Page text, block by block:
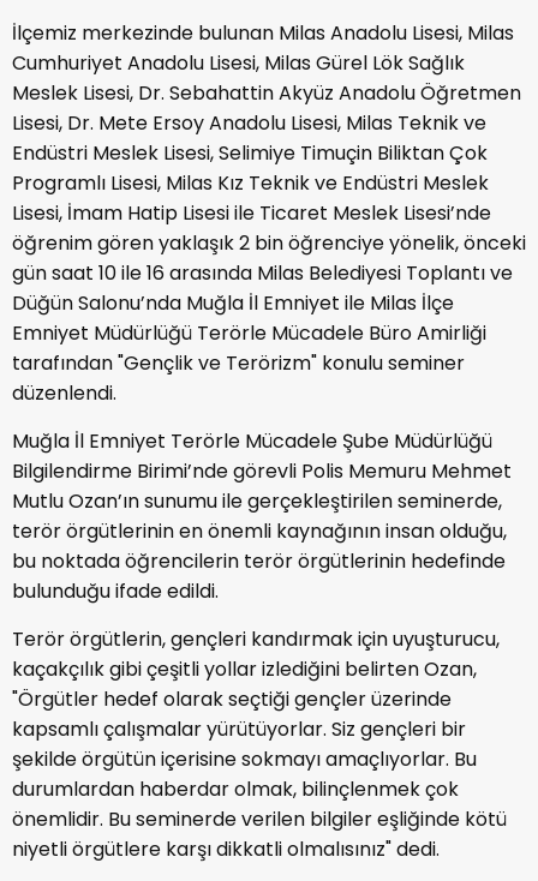
İlçemiz merkezinde bulunan Milas Anadolu Lisesi, Milas
Cumhuriyet Anadolu Lisesi, Milas Gürel Lök Sağlık
Meslek Lisesi, Dr. Sebahattin Akyüz Anadolu Öğretmen
Lisesi, Dr. Mete Ersoy Anadolu Lisesi, Milas Teknik ve
Endüstri Meslek Lisesi, Selimiye Timuçin Biliktan Çok
Programlı Lisesi, Milas Kız Teknik ve Endüstri Meslek
Lisesi, İmam Hatip Lisesi ile Ticaret Meslek Lisesi’nde
öğrenim gören yaklaşık 2 bin öğrenciye yönelik, önceki
gün saat 10 ile 16 arasında Milas Belediyesi Toplantı ve
Düğün Salonu’nda Muğla İl Emniyet ile Milas İlçe
Emniyet Müdürlüğü Terörle Mücadele Büro Amirliği
tarafından "Gençlik ve Terörizm" konulu seminer
düzenlendi.
Muğla İl Emniyet Terörle Mücadele Şube Müdürlüğü
Bilgilendirme Birimi’nde görevli Polis Memuru Mehmet
Mutlu Ozan’ın sunumu ile gerçekleştirilen seminerde,
terör örgütlerinin en önemli kaynağının insan olduğu,
bu noktada öğrencilerin terör örgütlerinin hedefinde
bulunduğu ifade edildi.
Terör örgütlerin, gençleri kandırmak için uyuşturucu,
kaçakçılık gibi çeşitli yollar izlediğini belirten Ozan,
"Örgütler hedef olarak seçtiği gençler üzerinde
kapsamlı çalışmalar yürütüyorlar. Siz gençleri bir
şekilde örgütün içerisine sokmayı amaçlıyorlar. Bu
durumlardan haberdar olmak, bilinçlenmek çok
önemlidir. Bu seminerde verilen bilgiler eşliğinde kötü
niyetli örgütlere karşı dikkatli olmalısınız" dedi.